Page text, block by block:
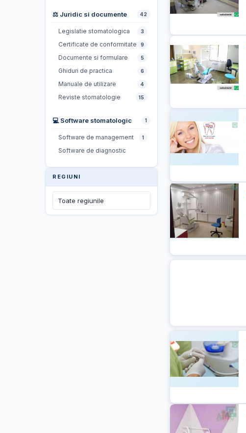
⚖️ Juridic si documente 42
Legislatie stomatologica 3
Certificate de conformitate 9
Documente si formulare 5
Ghiduri de practica 6
Manuale de utilizare 4
Reviste stomatologie 15
💻 Software stomatologic 1
Software de management 1
Software de diagnostic
REGIUNI